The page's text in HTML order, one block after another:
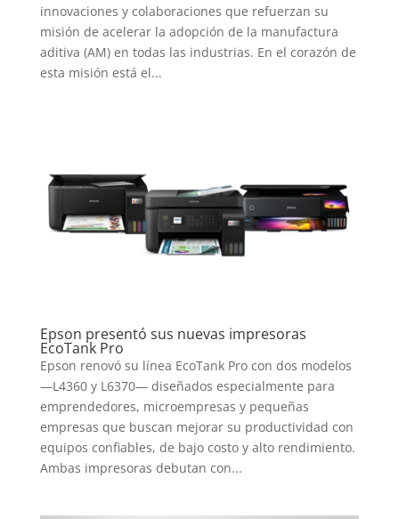
innovaciones y colaboraciones que refuerzan su
misión de acelerar la adopción de la manufactura
aditiva (AM) en todas las industrias. En el corazón de
esta misión está el...
Epson presentó sus nuevas impresoras
EcoTank Pro
Epson renovó su línea EcoTank Pro con dos modelos
—L4360 y L6370— diseñados especialmente para
emprendedores, microempresas y pequeñas
empresas que buscan mejorar su productividad con
equipos confiables, de bajo costo y alto rendimiento.
Ambas impresoras debutan con...